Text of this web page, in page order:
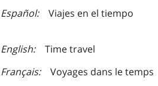
Español Viajes en el tiempo
English
Time travel
Français
Voyages dans le temps